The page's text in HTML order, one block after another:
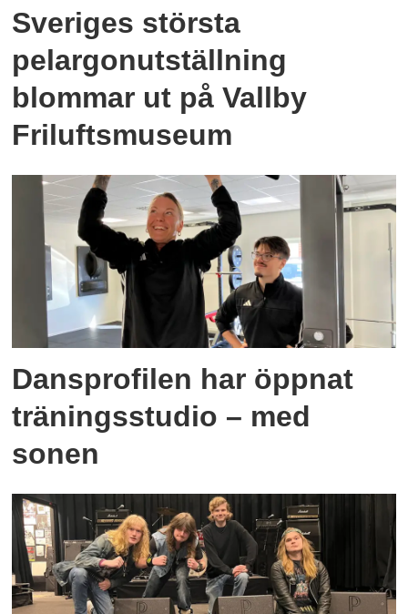
Sveriges största
pelargonutställning
blommar ut på Vallby
Friluftsmuseum
Dansprofilen har öppnat
träningsstudio – med
sonen